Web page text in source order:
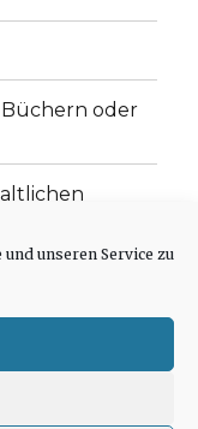
unseren Service zu
oder